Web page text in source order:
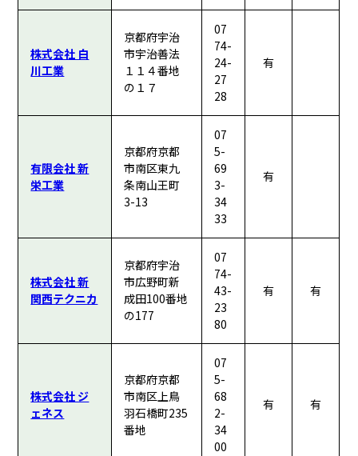
株式会社 白
川工業
京都府宇治
市宇治善法
１１４番地
の１７
07
74-
24-
27
28
有
有限会社 新
栄工業
京都府京都
市南区東九
条南山王町
3-13
07
5-
69
3-
34
33
有
株式会社 新
関西テクニカ
京都府宇治
市広野町新
成田100番地
の177
07
74-
43-
23
80
有 有
株式会社 ジ
ェネス
京都府京都
市南区上鳥
羽石橋町235
番地
07
5-
68
2-
34
00
有 有